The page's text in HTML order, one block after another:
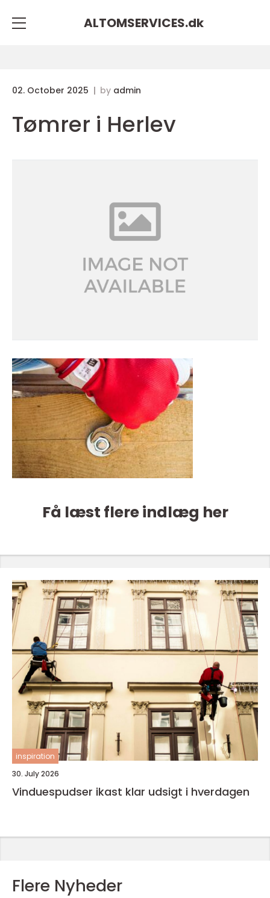
ALTOMSERVICES.dk
02. October 2025 by admin
Tømrer i Herlev
Få læst flere indlæg her
inspiration
30. July 2026
Vinduespudser ikast klar udsigt i hverdagen
Flere Nyheder